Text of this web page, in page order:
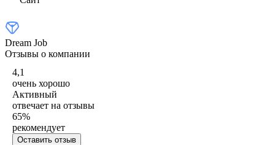
Dream Job
Отзывы о компании
4,1
очень хорошо
Активный
отвечает на отзывы
65%
рекомендует
Оставить отзыв